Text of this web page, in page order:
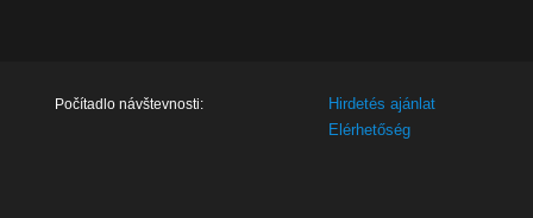
Počítadlo návštevnosti:
Hirdetés ajánlat
Elérhetőség